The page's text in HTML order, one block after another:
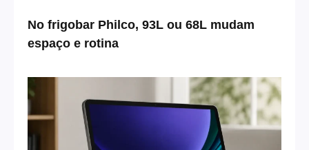
No frigobar Philco, 93L ou 68L mudam
espaço e rotina